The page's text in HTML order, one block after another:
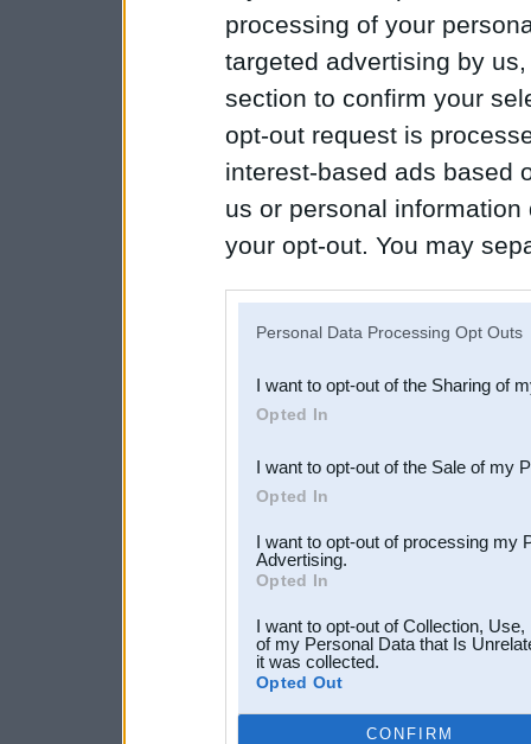
processing of your
targeted advertising by
section to confirm your
opt-out request is
interest-based ads based
us or personal
your opt-out. You may
Downstream Participants
third parties.
Personal Data Processing Opt Outs
I want to opt-out of the Sharing of
Opted In
I want to opt-out of the Sale of my
Opted In
I want to opt-out of processing my
Advertising.
Opted In
I want to opt-out of Collection,
of my Personal Data that Is
it was collected.
Opted Out
CONFIRM